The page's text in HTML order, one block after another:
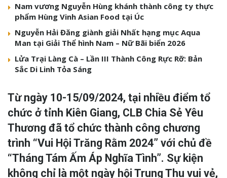
Nam vương Nguyễn Hùng khánh thành công ty thực
phẩm Hùng Vinh Asian Food tại Úc
Nguyễn Hải Đăng giành giải Nhất hạng mục Aqua
Man tại Giải Thể hình Nam – Nữ Bãi biển 2026
Lửa Trại Làng Cà – Lần III Thành Công Rực Rỡ: Bản
Sắc Di Linh Tỏa Sáng
Từ ngày 10-15/09/2024, tại nhiều điểm tổ
chức ở tỉnh Kiên Giang, CLB Chia Sẻ Yêu
Thương đã tổ chức thành công chương
trình “Vui Hội Trăng Rằm 2024” với chủ đề
“Tháng Tám Ấm Áp Nghĩa Tình”. Sự kiện
không chỉ là một ngày hội Trung Thu vui vẻ,